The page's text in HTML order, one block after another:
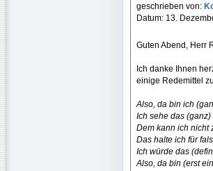
geschrieben von:
Datum: 13.
Guten Abend, Herr
Ich danke Ihnen
einige Redemittel
Also, da bin ich
Ich sehe das (ganz)
Dem kann ich nicht
Das halte ich für
Ich würde das
Also, da bin (erst